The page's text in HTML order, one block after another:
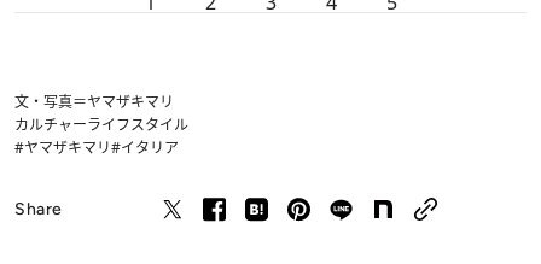
文・写真＝ヤマザキマリ
カルチャーライフスタイル
#ヤマザキマリ#イタリア
Share